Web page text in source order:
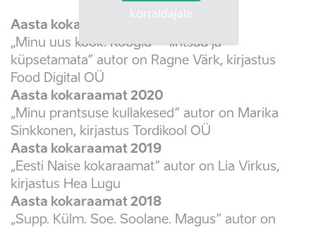
Aasta kokaraamat 2021
„Minu uus köök. Koogid – lihtsad ja
küpsetamata” autor on Ragne Värk, kirjastus
Food Digital OÜ
Aasta kokaraamat 2020
„Minu prantsuse kullakesed” autor on Marika
Sinkkonen, kirjastus Tordikool OÜ
Aasta kokaraamat 2019
„Eesti Naise kokaraamat” autor on Lia Virkus,
kirjastus Hea Lugu
Aasta kokaraamat 2018
„Supp. Külm. Soe. Soolane. Magus” autor on
korraldajale